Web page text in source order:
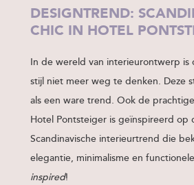
DESIGNTREND:
CHIC IN HOTEL
In de wereld van interieurontwerp is
stijl niet meer weg te denken. Deze
als een ware trend. Ook de
Hotel Pontsteiger is geïnspireerd op
Scandinavische interieurtrend die
elegantie, minimalisme en
inspired!